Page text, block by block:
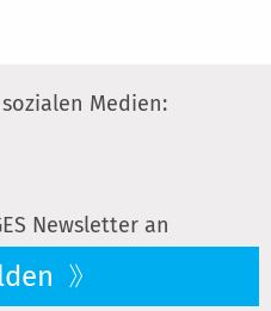
sozialen Medien:
Newsletter an